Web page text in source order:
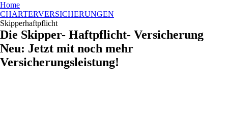
Home
CHARTERVERSICHERUNGEN
Skipperhaftpflicht
Die Skipper- Haftpflicht- Versicherung
Neu: Jetzt mit noch mehr
Versicherungsleistung!